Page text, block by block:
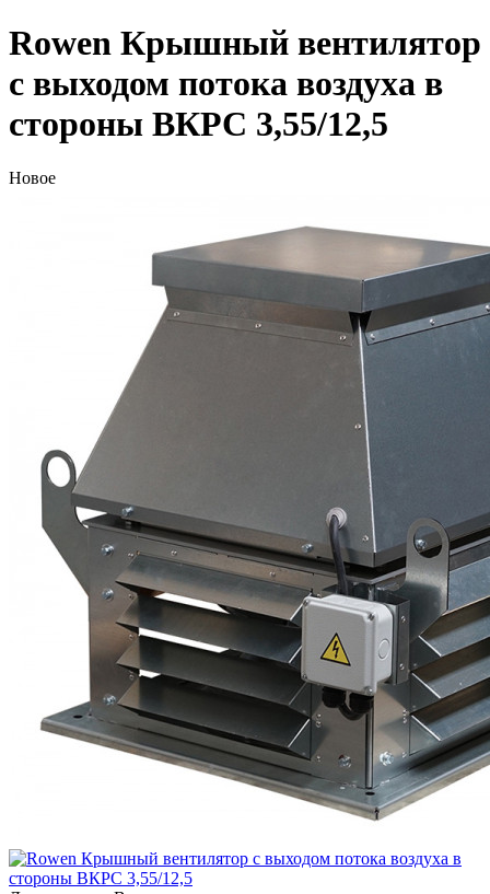
Rowen Крышный вентилятор
с выходом потока воздуха в
стороны ВКРС 3,55/12,5
Новое